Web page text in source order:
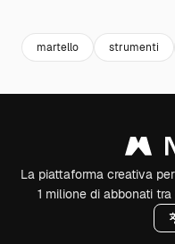
martello strumenti
La piattaforma creativa
1 milione di abbonati